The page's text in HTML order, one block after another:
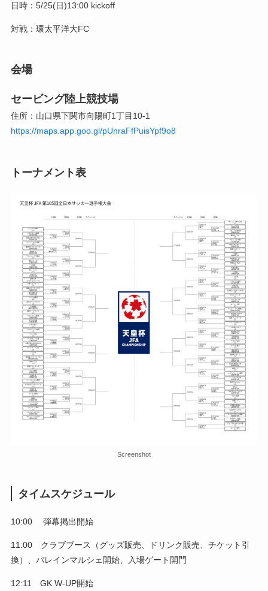
日時：5/25(日)13:00 kickoff
対戦：環太平洋大FC
会場
セービング陸上競技場
住所：山口県下関市向陽町1丁目10-1
https://maps.app.goo.gl/pUnraFfPuisYpf9o8
トーナメント表
Screenshot
タイムスケジュール
10:00 弾幕掲出開始
11:00 クラブブース（グッズ販売、ドリンク販売、チケット引
換）、バレインマルシェ開始、入場ゲート開門
12:11 GK W-UP開始